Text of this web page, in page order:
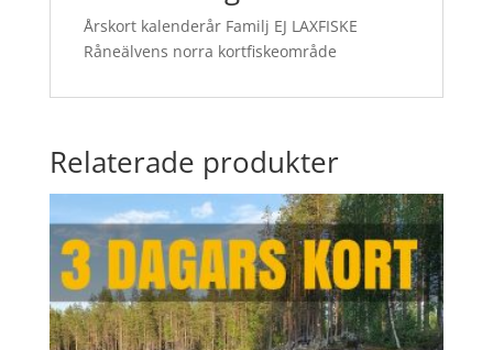
Årskort kalenderår Familj EJ LAXFISKE
Råneälvens norra kortfiskeområde
Relaterade produkter